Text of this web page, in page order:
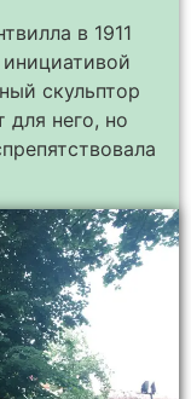
в 1911
скульптор
для него, но